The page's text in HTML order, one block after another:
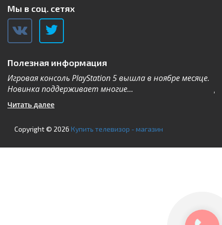
Мы в соц. сетях
Полезная информация
Игровая консоль PlayStation 5 вышла в ноябре месяце.
Новинка поддерживает многие...
Читать далее
Copyright © 2026 Купить телевизор - магазин